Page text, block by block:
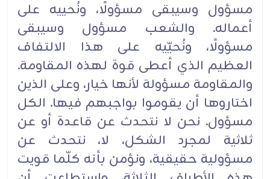
مسؤول وسيبقى مسؤولًا، ونُحييه على
أعماله. والشعب ‏مسؤول وسيبقى
مسؤولًا، ونُحيّيه على هذا الالتفاف
العظيم الذي أعطى قوة لهذه المقاومة.
والمقاومة مسؤولة ‏لأنها خيار، وعلى الذين
اختاروها أن يقوموا بواجبهم فيها. الكل
مسؤول. نحن لا نتحدث عن قاعدة أو عن
‏ثلاثية لمجرد الشكل، لا، نتحدث عن
مسؤولية حقيقية، ونؤمن بأنه كلّما قويت